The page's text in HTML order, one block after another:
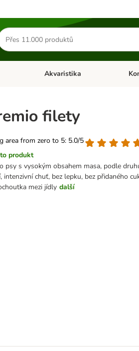
Malá zvířataOtevřít menu: Ptáci
Akvaristika
filety
area from zero to 5: 5.0/5
produkt
psy s vysokým obsahem masa, podle
intenzivní chuť, bez lepku, bez přidaného
mezi jídly další